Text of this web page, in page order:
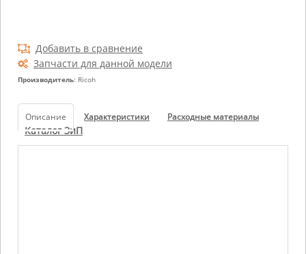
Добавить в сравнение
Запчасти для данной модели
Производитель: Ricoh
Описание Характеристики Расходные материалы
Каталог ЗиП